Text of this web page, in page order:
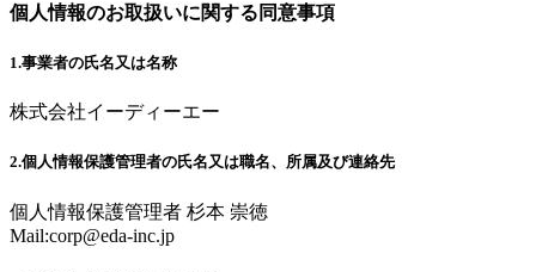
個人情報のお取扱いに関する同意事項
1.事業者の氏名又は名称
株式会社イーディーエー
2.個人情報保護管理者の氏名又は職名、所属及び連絡先
個人情報保護管理者 杉本 崇徳
Mail:corp@eda-inc.jp